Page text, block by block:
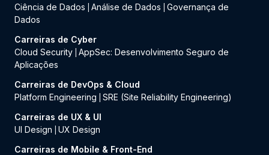
Ciência de Dados
Análise de Dados
Governança de
Dados
Carreiras de Cyber
Cloud Security AppSec: Desenvolvimento Seguro de
Aplicações
Carreiras de DevOps & Cloud
Platform Engineering
SRE (Site Reliability Engineering)
Carreiras de UX & UI
UI Design
UX Design
Carreiras de Mobile & Front-End